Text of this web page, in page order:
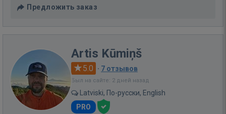
Предложить заказ
Artis Kūmiņš
5.0 · 7 отзывов
Был на сайте: 2 дней назад
Latviski, По-русски, English
PRO